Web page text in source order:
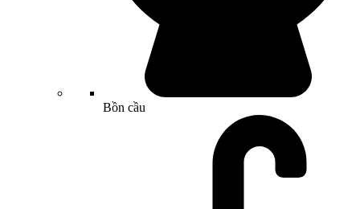
Bồn cầu